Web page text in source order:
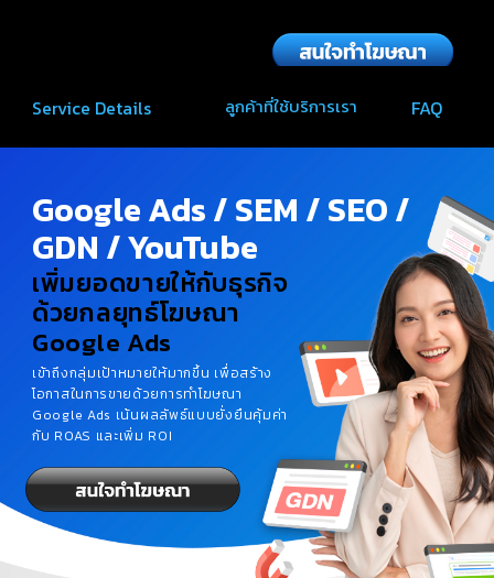
Service Details ลูกค้าที่ใช้บริการเรา FAQ
Google Ads / SEM / SEO /
GDN / YouTube
เพิ่มยอดขายให้กับธุรกิจ
ด้วยกลยุทธ์โฆษณา
Google Ads
เข้าถึงกลุ่มเป้าหมายให้มากขึ้น เพื่อสร้าง
โอกาสในการขายด้วยการทำโฆษณา
Google Ads เน้นผลลัพธ์แบบยั่งยืนคุ้มค่า
กับ ROAS และเพิ่ม ROI